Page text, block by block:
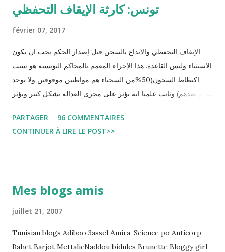
تونس: كارثة الإيقاف التحفظي
février 07, 2017
الإيقاف التحفظي والايداع بالسجن قبل إصدار الحكم يجب ان يكون
الاستثناء وليس القاعدة. هذا الإجراء المعمم بالمحاكم التونسية هو سبب
اكتظاظ السجون(50%من السجناء هم مواطنين موقوفين ولا يوجد
حكم ضدهم) وثابت علميا انه يؤثر على مجرى العدالة بشكل كبير ويؤثر
التي قضاها تحفظيا . هذه الممارسات تسبب كوارث اجتماعية واقتصادية
و تجعل المواطن يحقد على المنظومة القضائية و يحس بالظلم و القهر
regard des Lignes directrices Luanda"
PARTAGER
96 COMMENTAIRES
CONTINUER À LIRE LE POST>>
Mes blogs amis
juillet 21, 2007
Tunisian blogs Adiboo 3assel Amira-Science po Anticorp
Bahet Barjot MettalicNaddou bidules Brunette Bloggy girl